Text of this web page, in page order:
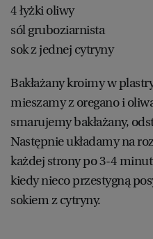
4 łyżki oliwy
sól gruboziarnista
sok z jednej cytryny
Bakłażany kroimy w
mieszamy z oregano i
smarujemy bakłażany,
Następnie układamy na
każdej strony po 3-4
kiedy nieco przestygną
sokiem z cytryny.